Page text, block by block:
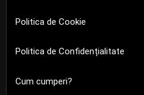
Politica de Cookie
Politica de Confidențialitate
Cum cumperi?